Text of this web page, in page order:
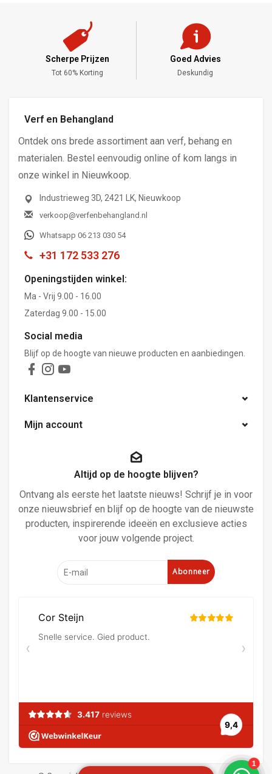
Scherpe Prijzen
Tot 60% Korting
Goed Advies
Deskundig
Verf en Behangland
Ontdek ons brede assortiment aan verf, behang en
materialen. Bestel eenvoudig online of kom langs in
onze winkel in Nieuwkoop.
Industrieweg 3D, 2421 LK, Nieuwkoop
verkoop@verfenbehangland.nl
Whatsapp 06 213 030 54
+31 172 533 276
Openingstijden winkel:
Ma - Vrij 9.00 - 16.00
Zaterdag 9.00 - 15.00
Social media
Blijf op de hoogte van nieuwe producten en aanbiedingen.
Klantenservice
Mijn account
Altijd op de hoogte blijven?
Ontvang als eerste het laatste nieuws! Schrijf je in voor
onze nieuwsbrief en blijf op de hoogte van de nieuwste
producten, inspirerende ideeën en exclusieve acties
voor jouw volgende project.
Abonneer